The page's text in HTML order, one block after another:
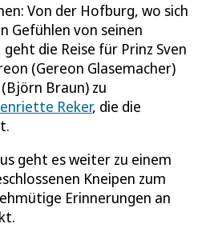
Von der Hofburg, wo sich
Gefühlen von seinen
die Reise für Prinz Sven
(Gereon Glasemacher)
Braun) zu
Reker, die die
geht es weiter zu einem
Kneipen zum
Erinnerungen an